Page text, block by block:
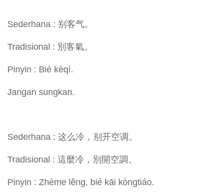
Sederhana : 别客气。
Tradisional : 別客氣。
Pinyin : Bié kèqì.
Jangan sungkan.
Sederhana : 这么冷，别开空调。
Tradisional : 這麼冷，別開空調。
Pinyin : Zhème lěng, bié kāi kòngtiáo.